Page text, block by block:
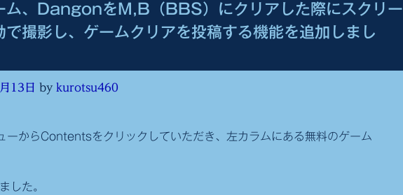
ム、DangonをM,B（BBS）にクリアした際にスクリー
で撮影し、ゲームクリアを投稿する機能を追加しまし
13日 by kurotsu460
ーからContentsをクリックしていただき、左カラムにある無料のゲーム
した。